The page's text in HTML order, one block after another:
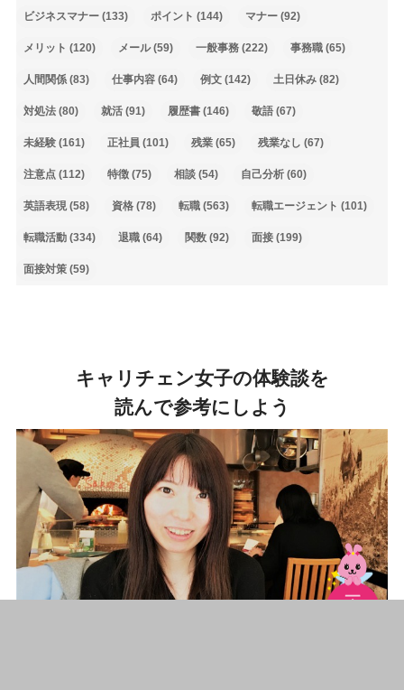
ビジネスマナー(133) ポイント (144) マナー(92)
メリット (120) メール(59) 一般事務(222) 事務職(65)
人間関係(83) 仕事内容(64) 例文(142) 土日休み(82)
対処法(80) 就活(91) 履歴書(146) 敬語(67)
未経験(161) 正社員 (101) 残業(65) 残業なし (67)
注意点(112) 特徴(75) 相談(54) 自己分析(60)
英語表現(58) 資格(78) 転職(563) 転職エージェント (101)
転職活動(334) 退職(64) 関数(92) 面接(199)
面接対策(59)
キャリチェン女子の体験談を
読んで参考にしよう